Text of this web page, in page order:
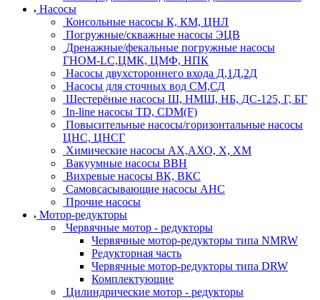
Насосы
Консольные насосы К, КМ, ЦНЛ
Погружные/скважные насосы ЭЦВ
Дренажные/фекальные погружные насосы
ГНОМ-LC,ЦМК, ЦМФ, НПК
Насосы двухстороннего входа Д,1Д,2Д
Насосы для сточных вод СМ,СД
Шестерёные насосы Ш, НМШ, НБ, ДС-125, Г, БГ
In-line насосы TD, CDM(F)
Повысительные насосы/горизонтальные насосы
ЦНС, ЦНСГ
Химические насосы АХ,АХО, Х, ХМ
Вакуумные насосы ВВН
Вихревые насосы ВК, ВКС
Самовсасывающие насосы АНС
Прочие насосы
Мотор-редукторы
Червячные мотор - редукторы
Червячные мотор-редукторы типа NMRW
Редукторная часть
Червячные мотор-редукторы типа DRW
Комплектующие
Цилиндрические мотор - редукторы